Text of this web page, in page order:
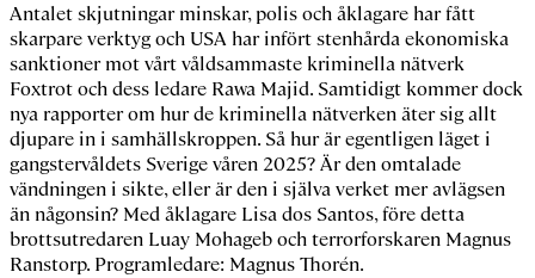
Antalet skjutningar minskar, polis och åklagare har fått
skarpare verktyg och USA har infört stenhårda ekonomiska
sanktioner mot vårt våldsammaste kriminella nätverk
Foxtrot och dess ledare Rawa Majid. Samtidigt kommer dock
nya rapporter om hur de kriminella nätverken äter sig allt
djupare in i samhällskroppen. Så hur är egentligen läget i
gangstervåldets Sverige våren 2025? Är den omtalade
vändningen i sikte, eller är den i själva verket mer avlägsen
än någonsin? Med åklagare Lisa dos Santos, före detta
brottsutredaren Luay Mohageb och terrorforskaren Magnus
Ranstorp. Programledare: Magnus Thorén.